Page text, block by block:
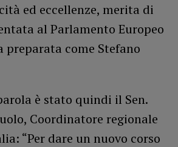
ed eccellenze, merita di
al Parlamento Europeo
preparata come Stefano
è stato quindi il Sen.
Coordinatore regionale
“Per dare un nuovo corso